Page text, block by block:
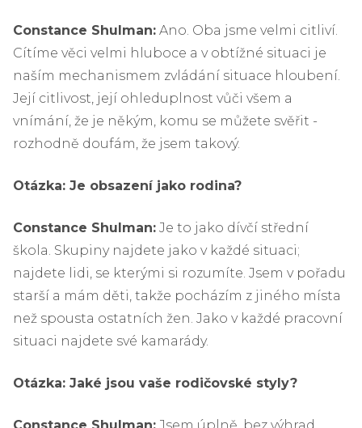
Constance Shulman: Ano. Oba jsme velmi citliví.
Cítíme věci velmi hluboce a v obtížné situaci je
naším mechanismem zvládání situace hloubení.
Její citlivost, její ohleduplnost vůči všem a
vnímání, že je někým, komu se můžete svěřit -
rozhodně doufám, že jsem takový.
Otázka: Je obsazení jako rodina?
Constance Shulman: Je to jako dívčí střední
škola. Skupiny najdete jako v každé situaci;
najdete lidi, se kterými si rozumíte. Jsem v pořadu
starší a mám děti, takže pocházím z jiného místa
než spousta ostatních žen. Jako v každé pracovní
situaci najdete své kamarády.
Otázka: Jaké jsou vaše rodičovské styly?